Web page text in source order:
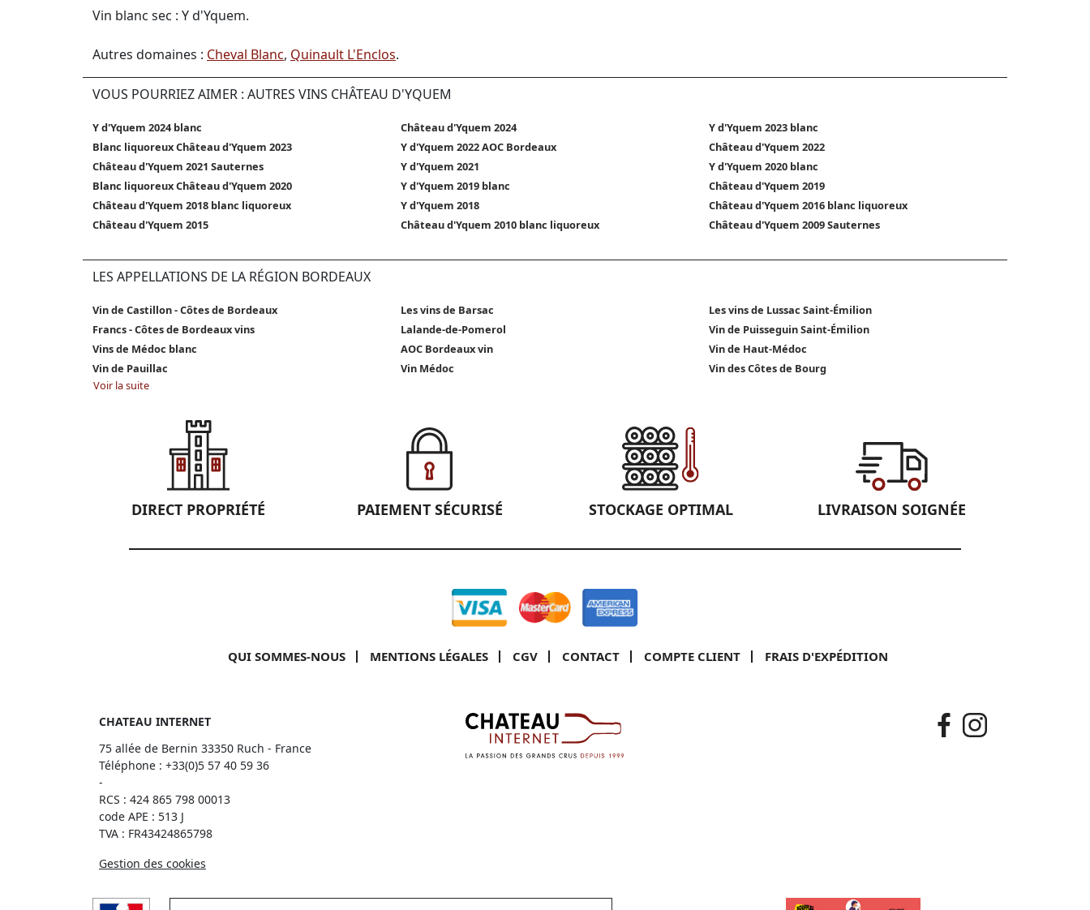
Vin blanc sec : Y d'Yquem.
Autres domaines : Cheval Blanc, Quinault L'Enclos.
VOUS POURRIEZ AIMER : AUTRES VINS CHÂTEAU D'YQUEM
Y d'Yquem 2024 blanc Château d'Yquem 2024
Y d'Yquem 2023 blanc
Blanc liquoreux Château d'Yquem 2023
Y d'Yquem 2022 AOC Bordeaux
Château d'Yquem 2022
Château d'Yquem 2021 Sauternes
Y d'Yquem 2021
Y d'Yquem 2020 blanc
Blanc liquoreux Château d'Yquem 2020
Y d'Yquem 2019 blanc
Château d'Yquem 2019
Château d'Yquem 2018 blanc liquoreux
Y d'Yquem 2018
Château d'Yquem 2016 blanc liquoreux
Château d'Yquem 2015
Château d'Yquem 2010 blanc liquoreux Château d'Yquem 2009 Sauternes
LES APPELLATIONS DE LA RÉGION BORDEAUX
Vin de Castillon - Côtes de Bordeaux Les vins de Barsac
Les vins de Lussac Saint-Émilion
Francs - Côtes de Bordeaux vins
Lalande-de-Pomerol
Vin de Puisseguin Saint-Émilion
Vins de Médoc blanc
AOC Bordeaux vin
Vin de Haut-Médoc
Vin de Pauillac
Vin Médoc
Vin des Côtes de Bourg
Voir la suite
DIRECT PROPRIÉTÉ PAIEMENT SÉCURISÉ STOCKAGE OPTIMAL LIVRAISON SOIGNÉE
QUI SOMMES-NOUS MENTIONS LÉGALES CGV CONTACT COMPTE CLIENT FRAIS D'EXPÉDITION
CHATEAU INTERNET
75 allée de Bernin 33350 Ruch - France
Téléphone : +33(0)5 57 40 59 36
-
RCS : 424 865 798 00013
code APE : 513 J
TVA : FR43424865798
Gestion des cookies